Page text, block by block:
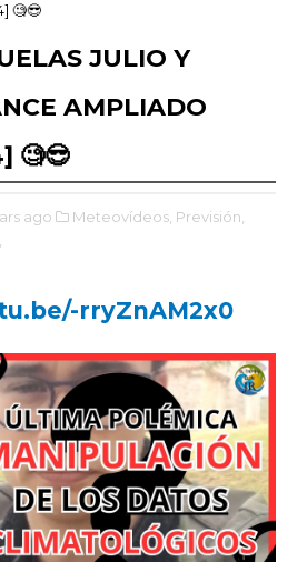
🧐😎
JULIO Y
AMPLIADO
🧐😎
ago Meteovídeos, Previsión,
rryZnAM2x0